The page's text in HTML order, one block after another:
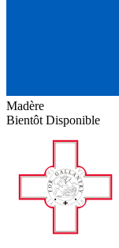
Madère
Bientôt Disponible